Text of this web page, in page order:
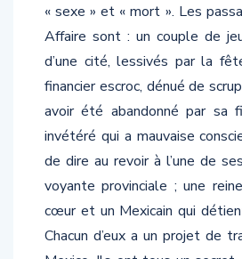
« sexe » et « mort ». Les
Affaire sont : un couple de
d’une cité, lessivés par la
financier escroc, dénué de
avoir été abandonné par sa
invétéré qui a mauvaise
de dire au revoir à l’une de
voyante provinciale ; une
cœur et un Mexicain qui
Chacun d’eux a un projet de